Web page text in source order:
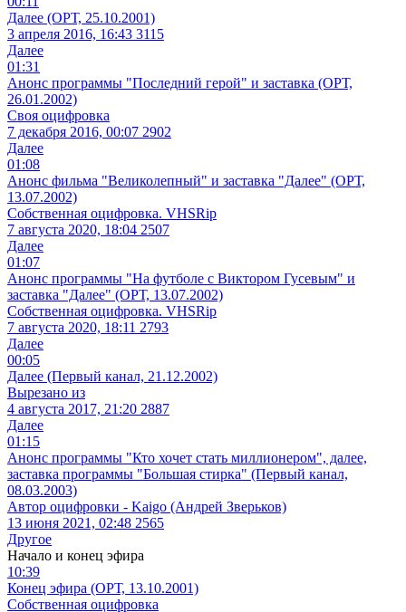
Далее (ОРТ, 25.10.2001)
3 апреля 2016, 16:43 3115
Далее
01:31
Анонс программы "Последний герой" и заставка (ОРТ,
26.01.2002)
Своя оцифровка
7 декабря 2016, 00:07 2902
Далее
01:08
Анонс фильма "Великолепный" и заставка "Далее" (ОРТ,
13.07.2002)
Собственная оцифровка. VHSRip
7 августа 2020, 18:04 2507
Далее
01:07
Анонс программы "На футболе с Виктором Гусевым" и
заставка "Далее" (ОРТ, 13.07.2002)
Собственная оцифровка. VHSRip
7 августа 2020, 18:11 2793
Далее
00:05
Далее (Первый канал, 21.12.2002)
Вырезано из
4 августа 2017, 21:20 2887
Далее
01:15
Анонс программы "Кто хочет стать миллионером", далее,
заставка программы "Большая стирка" (Первый канал,
08.03.2003)
Автор оцифровки - Kaigo (Андрей Зверьков)
13 июня 2021, 02:48 2565
Другое
Начало и конец эфира
10:39
Конец эфира (ОРТ, 13.10.2001)
Собственная оцифровка